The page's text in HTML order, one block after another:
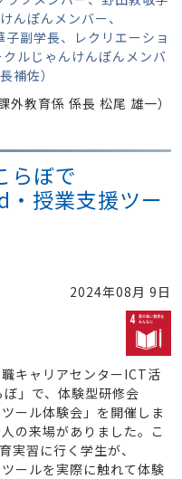
んぽんメンバー、
副学長、レクリエーショ
ルじゃんけんぽんメンバ
補佐）
外教育係 係長 松尾 雄一）
らぼで
・授業支援ツー
2024年08月 9日
キャリアセンターICT活
」で、体験型研修会
ール体験会」を開催しま
の来場がありました。こ
実習に行く学生が、
ールを実際に触れて体験